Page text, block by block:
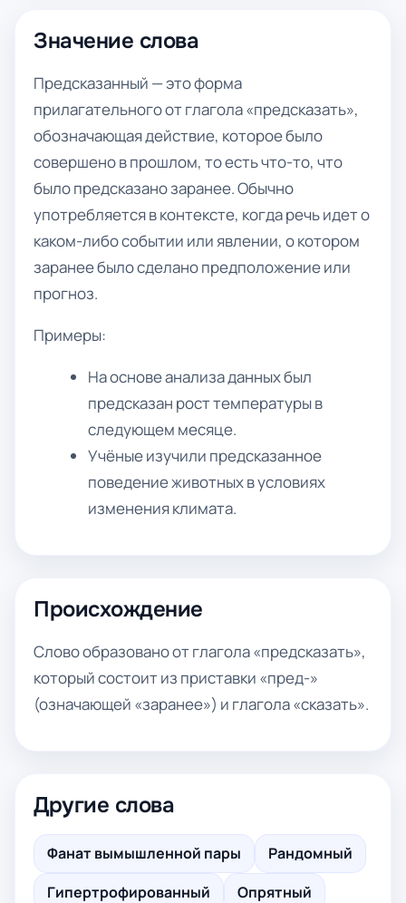
Значение слова
Предсказанный — это форма
прилагательного от глагола «предсказать»,
обозначающая действие, которое было
совершено в прошлом, то есть что-то, что
было предсказано заранее. Обычно
употребляется в контексте, когда речь идет о
каком-либо событии или явлении, о котором
заранее было сделано предположение или
прогноз.
Примеры:
На основе анализа данных был
предсказан рост температуры в
следующем месяце.
Учёные изучили предсказанное
поведение животных в условиях
изменения климата.
Происхождение
Слово образовано от глагола «предсказать»,
который состоит из приставки «пред-»
(означающей «заранее») и глагола «сказать».
Другие слова
Фанат вымышленной пары
Рандомный
Гипертрофированный
Опрятный